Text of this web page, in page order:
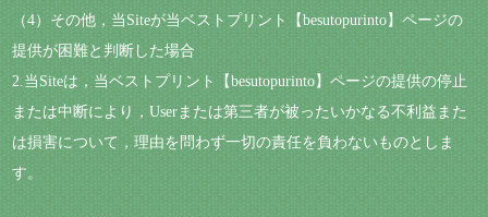
（4）その他，当Siteが当ベストプリント【besutopurinto】ページの
提供が困難と判断した場合
2.当Siteは，当ベストプリント【besutopurinto】ページの提供の停止
または中断により，Userまたは第三者が被ったいかなる不利益また
は損害について，理由を問わず一切の責任を負わないものとしま
す。